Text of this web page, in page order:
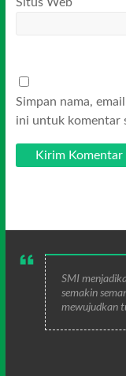
Simpan nama,
ini untuk komentar
SMI
semakin
mewujudkan